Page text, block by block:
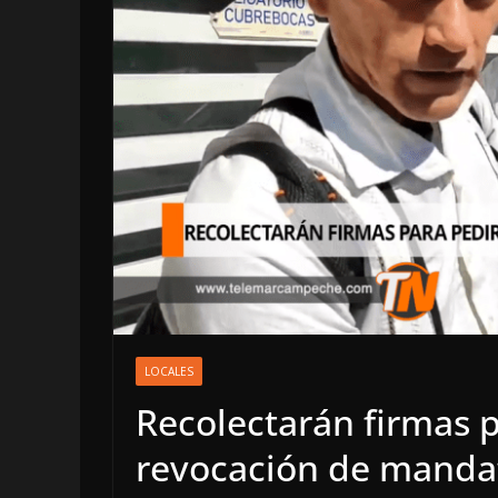
LOCALES
Recolectarán firmas
revocación de
OPINIÓN
LA CLOACA DE
4 agosto, 2026